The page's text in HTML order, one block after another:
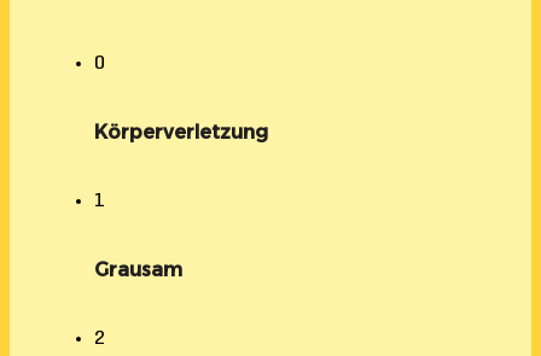
0
Körperverletzung
1
Grausam
2